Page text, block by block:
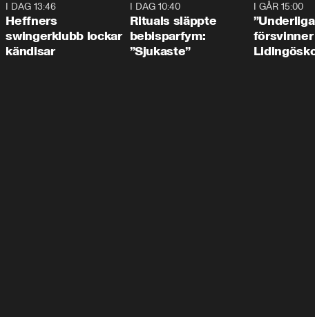
I DAG 13:46
Heffners
swingerklubb lockar
kändisar
I DAG 10:40
Rituals släppte
bebisparfym:
”Sjukaste”
I GÅR 15:00
försvinner